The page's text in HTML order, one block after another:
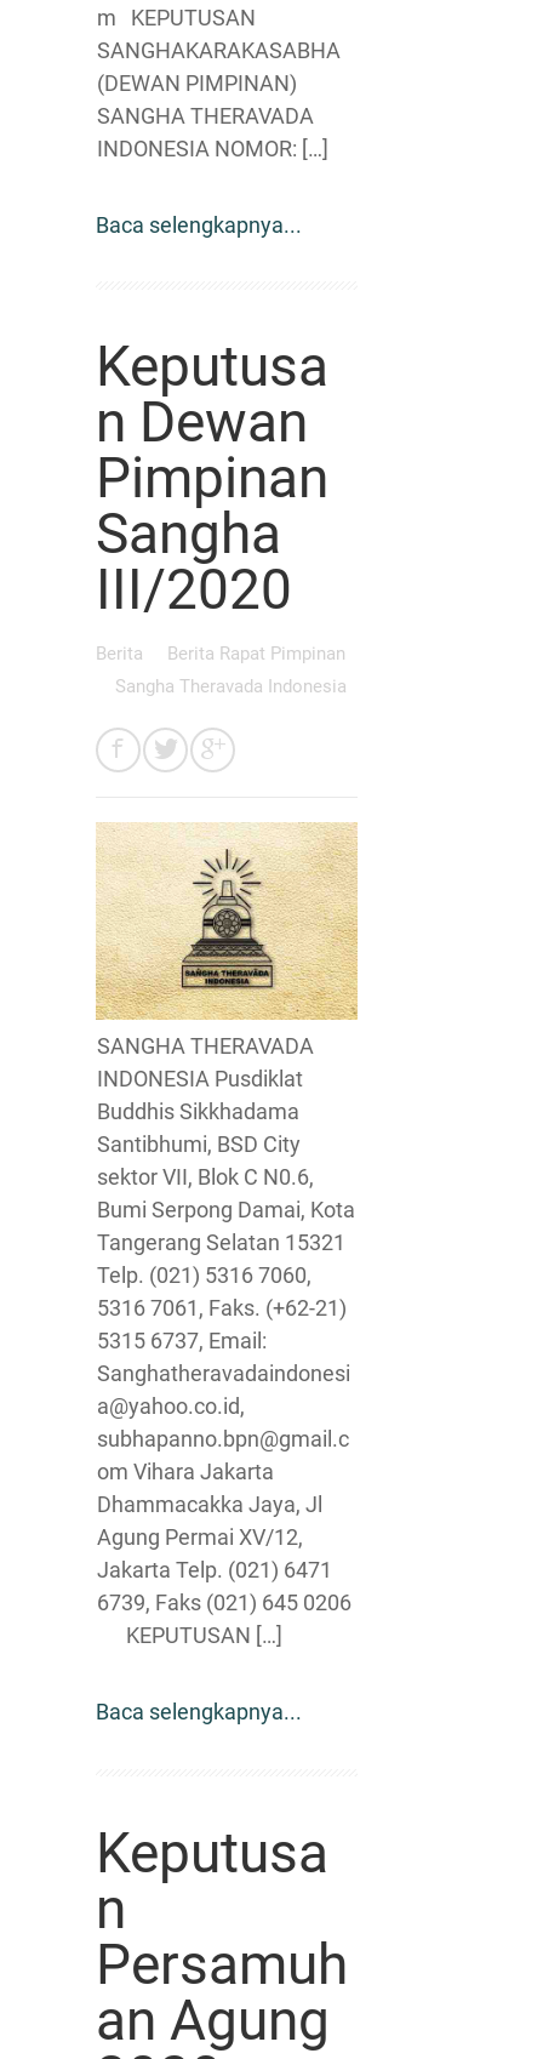
m KEPUTUSAN
SANGHAKARAKASABHA
(DEWAN PIMPINAN)
SANGHA THERAVADA
INDONESIA NOMOR: […]
Baca selengkapnya...
Keputusa
n Dewan
Pimpinan
Sangha
III/2020
Berita
Berita Rapat Pimpinan
Sangha Theravada Indonesia
SANGHA THERAVADA
INDONESIA Pusdiklat
Buddhis Sikkhadama
Santibhumi, BSD City
sektor VII, Blok C N0.6,
Bumi Serpong Damai, Kota
Tangerang Selatan 15321
Telp. (021) 5316 7060,
5316 7061, Faks. (+62-21)
5315 6737, Email:
Sanghatheravadaindonesi
a@yahoo.co.id,
subhapanno.bpn@gmail.c
om Vihara Jakarta
Dhammacakka Jaya, Jl
Agung Permai XV/12,
Jakarta Telp. (021) 6471
6739, Faks (021) 645 0206
KEPUTUSAN […]
Baca selengkapnya...
Keputusa
n
Persamuh
an Agung